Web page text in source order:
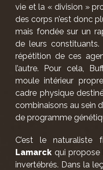
vie et la « division »
des corps n’est donc
mais fondée sur un
de leurs
répétition de ces
l’autre. Pour cela,
moule intérieur
cadre physique
combinaisons au sein
de programme
C’est le naturaliste
Lamarck qui propose
invertébrés. Dans la